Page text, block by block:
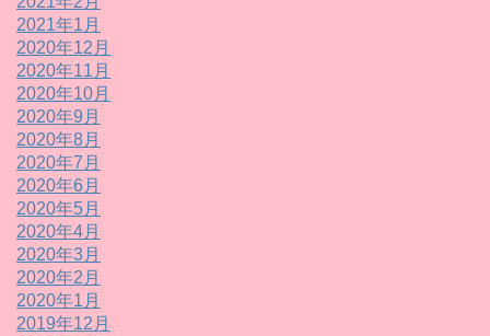
2021年1月
2020年12月
2020年11月
2020年10月
2020年9月
2020年8月
2020年7月
2020年6月
2020年5月
2020年4月
2020年3月
2020年2月
2020年1月
2019年12月